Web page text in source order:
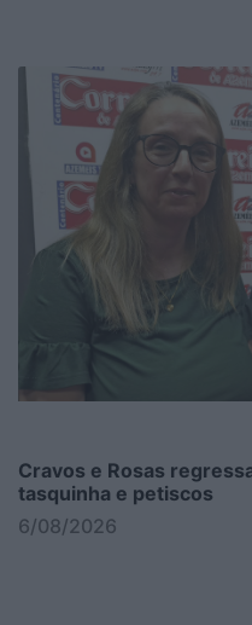
Cravos e Rosas
tasquinha e petiscos
6/08/2026